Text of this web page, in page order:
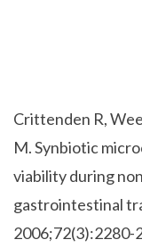
Crittenden R,
M. Synbiotic
viability during
gastrointestinal
2006;72(3):2280-